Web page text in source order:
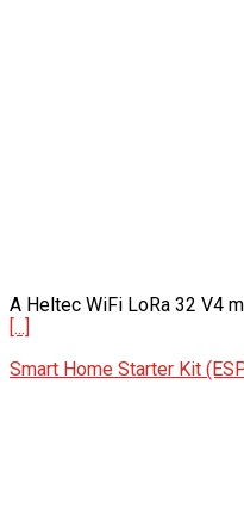
A Heltec WiFi LoRa 32 V4
[...]
Smart Home Starter Kit